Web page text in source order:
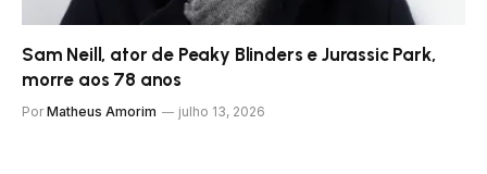
Sam Neill, ator de Peaky Blinders e Jurassic Park,
morre aos 78 anos
Por Matheus Amorim julho 13, 2026